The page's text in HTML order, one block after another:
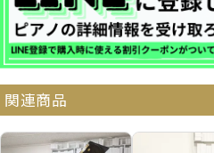
納品・サービス・
よくある質問
関連商品